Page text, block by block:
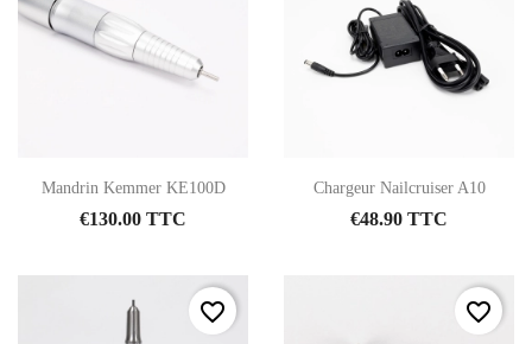
Mandrin Kemmer KE100D
€130.00 TTC
Chargeur Nailcruiser A10
€48.90 TTC
favorite_border favorite_border